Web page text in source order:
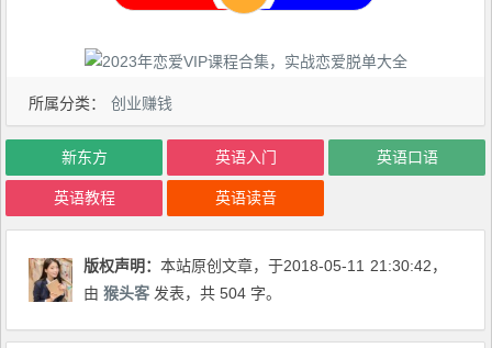
所属分类： 创业赚钱
新东方 英语入门 英语口语
英语教程 英语读音
版权声明：本站原创文章，于2018-05-11 21:30:42，
由猴头客 发表，共 504 字。